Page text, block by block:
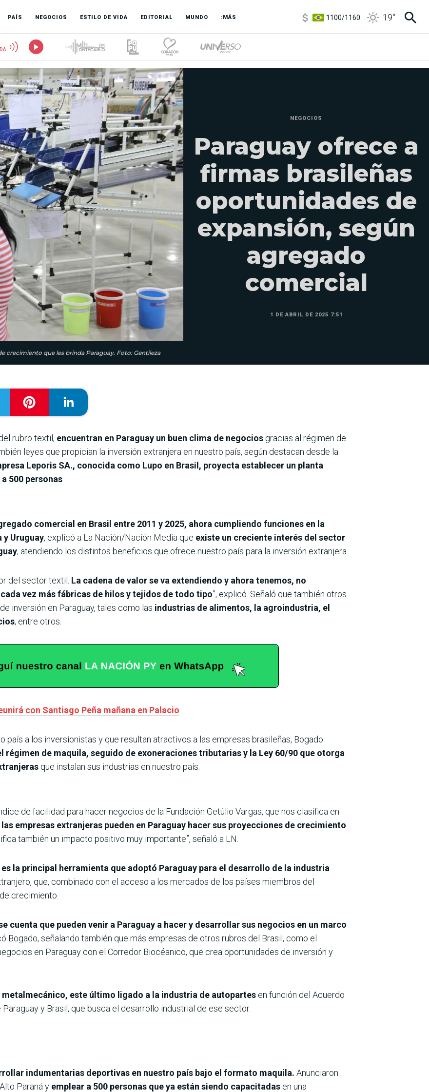
PAÍS NEGOCIOS ESTILO DE VIDA EDITORIAL MUNDO :MÁS
3,8/4
19°
crecimiento que les brinda Paraguay. Foto: Gentileza
NEGOCIOS
Paraguay ofrece a
firmas brasileñas
oportunidades de
expansión, según
agregado
comercial
1 DE ABRIL DE 2025 7:51
rubro textil, encuentran en Paraguay un buen clima de negocios gracias al régimen de
leyes que propician la inversión extranjera en nuestro país, según destacan desde la
Leporis SA., conocida como Lupo en Brasil, proyecta establecer un planta
500 personas
comercial en Brasil entre 2011 y 2025, ahora cumpliendo funciones en la
y Uruguay, explicó a La Nación/Nación Media que existe un creciente interés del sector
, atendiendo los distintos beneficios que ofrece nuestro país para la inversión extranjera.
del sector textil. La cadena de valor se va extendiendo y ahora tenemos, no
vez más fábricas de hilos y tejidos de todo tipo”, explicó. Señaló que también otros
inversión en Paraguay, tales como las industrias de alimentos, la agroindustria, el
, entre otros.
con Santiago Peña mañana en Palacio
país a los inversionistas y que resultan atractivos a las empresas brasileñas, Bogado
régimen de maquila, seguido de exoneraciones tributarias y la Ley 60/90 que otorga
que instalan sus industrias en nuestro país.
de facilidad para hacer negocios de la Fundación Getúlio Vargas, que nos clasifica en
las empresas extranjeras pueden en Paraguay hacer sus proyecciones de crecimiento
también un impacto positivo muy importante”, señaló a LN.
la principal herramienta que adoptó Paraguay para el desarrollo de la industria
que, combinado con el acceso a los mercados de los países miembros del
crecimiento.
cuenta que pueden venir a Paraguay a hacer y desarrollar sus negocios en un marco
Bogado, señalando también que más empresas de otros rubros del Brasil, como el
en Paraguay con el Corredor Biocéanico, que crea oportunidades de inversión y
este último ligado a la industria de autopartes en función del Acuerdo
y Brasil, que busca el desarrollo industrial de ese sector.
indumentarias deportivas en nuestro país bajo el formato maquila. Anunciaron
Paraná y emplear a 500 personas que ya están siendo capacitadas en una